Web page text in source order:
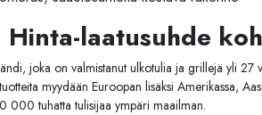
laatusuhde
joka on valmistanut ulkotulia ja grillejä yli 27
myydään Euroopan lisäksi Amerikassa,
000 tuhatta tulisijaa ympäri maailman.